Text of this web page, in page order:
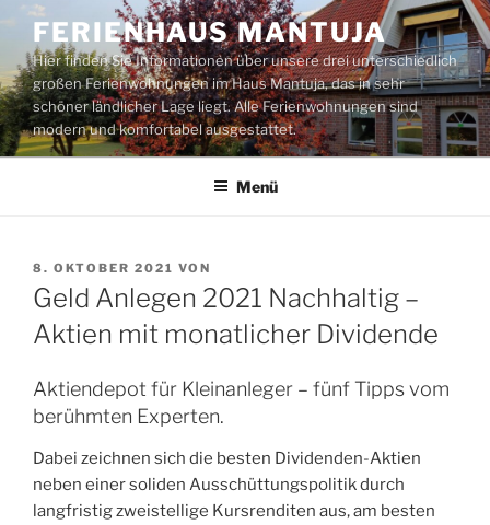
Zum
Inhalt
springen
FERIENHAUS MANTUJA
Hier finden Sie Informationen über unsere drei unterschiedlich
großen Ferienwohnungen im Haus Mantuja, das in sehr
schöner ländlicher Lage liegt. Alle Ferienwohnungen sind
modern und komfortabel ausgestattet.
Menü
VERÖFFENTLICHT
AM
8. OKTOBER 2021 VON
Geld Anlegen 2021 Nachhaltig –
Aktien mit monatlicher Dividende
Aktiendepot für Kleinanleger – fünf Tipps vom
berühmten Experten.
Dabei zeichnen sich die besten Dividenden-Aktien
neben einer soliden Ausschüttungspolitik durch
langfristig zweistellige Kursrenditen aus, am besten